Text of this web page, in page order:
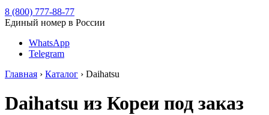
8 (800) 777-88-77
Единый номер в России
WhatsApp
Telegram
Главная › Каталог › Daihatsu
Daihatsu из Кореи под заказ